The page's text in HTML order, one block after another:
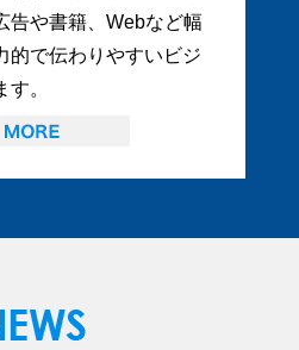
告や書籍、Webなど幅
的で伝わりやすいビジ
。